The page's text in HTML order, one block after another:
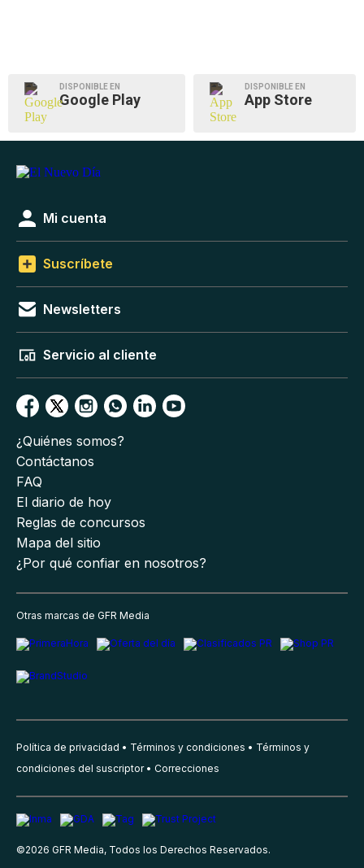
DISPONIBLE EN
Google Play
DISPONIBLE EN
App Store
Mi cuenta
Suscríbete
Newsletters
Servicio al cliente
¿Quiénes somos?
Contáctanos
FAQ
El diario de hoy
Reglas de concursos
Mapa del sitio
¿Por qué confiar en nosotros?
Otras marcas de GFR Media
Política de privacidad Términos y condiciones
Términos y
condiciones del suscriptor
Correcciones
©2026 GFR Media, Todos los Derechos Reservados.